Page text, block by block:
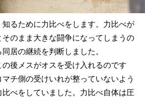
るために力比べをします。力比べが
のまま大きな闘争になってしまうの
居の継続を判断しました。
後メスがオスを受け入れるのです
チ側の受けいれが整っていないよう
べをしていました。力比べ自体は圧